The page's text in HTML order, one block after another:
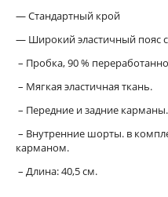
— Стандартный крой
— Широкий эластичный пояс
– Пробка, 90 %
– Мягкая эластичная ткань.
– Передние и задние карманы.
– Внутренние шорты. в
карманом.
– Длина: 40,5 см.